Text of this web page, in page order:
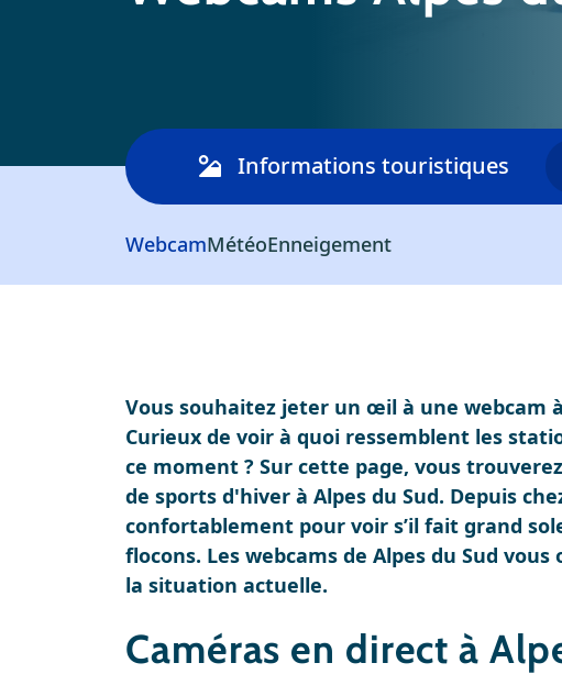
Informations touristiques
WebcamMétéoEnneigement
Vous souhaitez jeter un œil à une webcam
Curieux de voir à quoi ressemblent les
ce moment ? Sur cette page, vous
de sports d'hiver à Alpes du Sud. Depuis
confortablement pour voir s’il fait grand
flocons. Les webcams de Alpes du Sud
la situation actuelle.
Caméras en direct à